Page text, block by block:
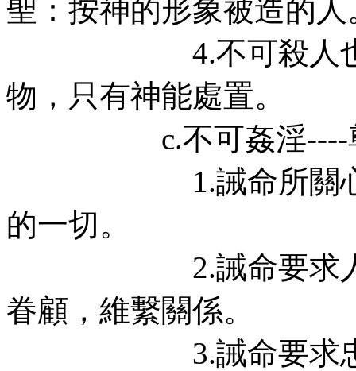
聖：按神的形象被造的人
4.不可殺人也包
物，只有神能處置。
c.不可姦淫----尊
1.誡命所關心的不
的一切。
2.誡命要求人遵守
眷顧，維繫關係。
3.誡命要求忠誠，